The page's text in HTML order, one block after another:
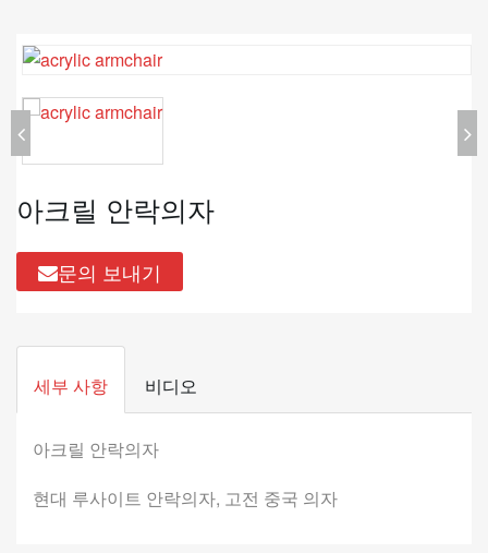
아크릴 안락의자
문의 보내기
세부 사항 비디오
아크릴 안락의자
현대 루사이트 안락의자, 고전 중국 의자